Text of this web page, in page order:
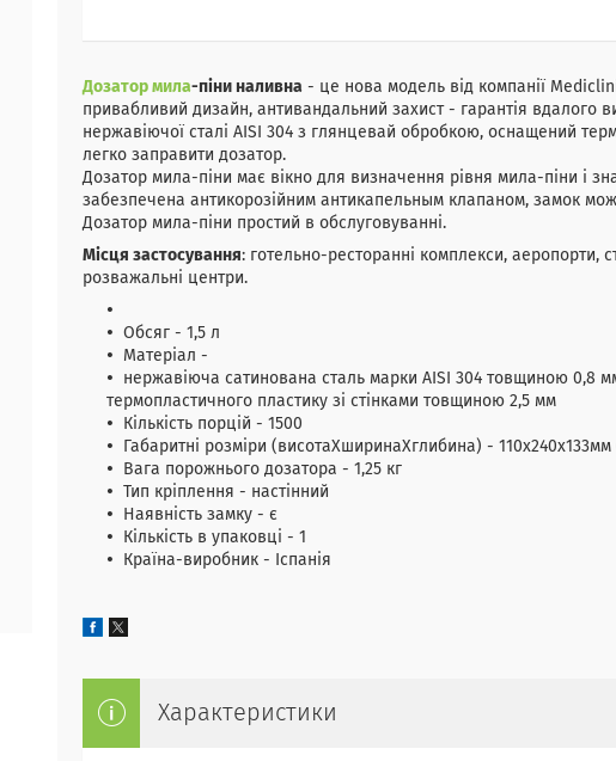
Дозатор мила-піни наливна - це нова модель від компанії
привабливий дизайн, антивандальний захист - гарантія вдалого
нержавіючої сталі AISI 304 з глянцевай обробкою, оснащений
легко заправити дозатор.
Дозатор мила-піни має вікно для визначення рівня мила-піни і
забезпечена антикорозійним антикапельным клапаном, замок
Дозатор мила-піни простий в обслуговуванні.
Місця застосування: готельно-ресторанні комплекси, аеропорти,
розважальні центри.
Обсяг - 1,5 л
Матеріал -
нержавіюча сатинована сталь марки AISI 304 товщиною 0,8
термопластичного пластику зі стінками товщиною 2,5 мм
Кількість порцій - 1500
Габаритні розміри (висотаХширинаХглибина) -
Вага порожнього дозатора - 1,25 кг
Тип кріплення - настінний
Наявність замку - є
Кількість в упаковці - 1
Країна-виробник - Іспанія
Характеристики